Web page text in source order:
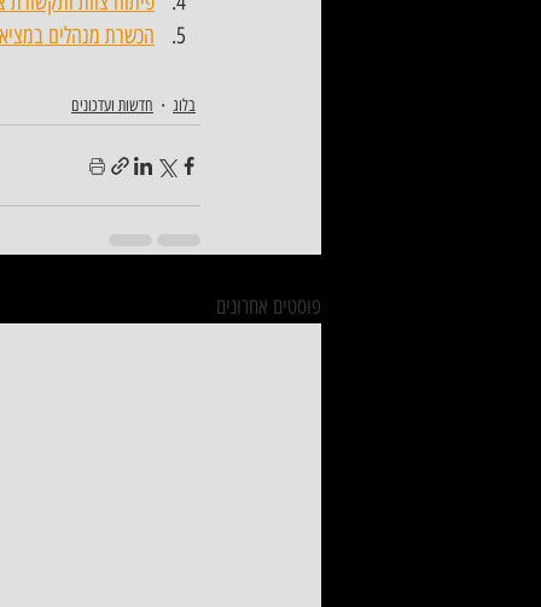
הכשרת מנהלים
בלוג חדשות ועדכונים
פוסטים אחרונים